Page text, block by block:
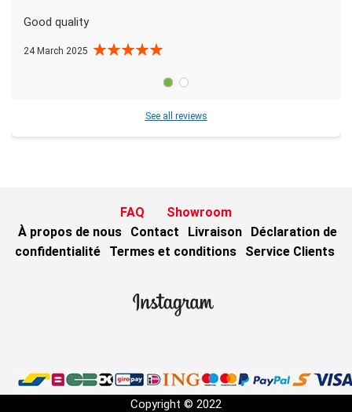
Good quality
24 March 2025
See all reviews
FAQ
Showroom
À propos de nous
Contact Livraison
Déclaration de
confidentialité
Termes et conditions Service Clients
Copyright © 2022